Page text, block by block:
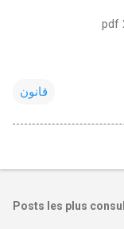
قانون
Posts les plus